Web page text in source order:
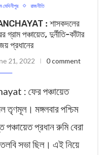
মেদিনীপুর রাজনীতি
: শাসকদলের
গ্রাম পঞ্চায়েত, দুর্নীতি-কাঁটার
প্রধানের
21, 2022 0 comment
: ফের পঞ্চায়েত
তৃণমূল। মঙ্গলবার পশ্চিম
পঞ্চায়েত প্রধান রুমি বেরা
সভা ছিল। এই নিয়ে